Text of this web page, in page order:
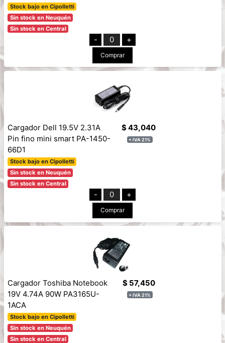
Stock bajo en Cipolletti
Sin stock en Neuquén
Sin stock en Central
- 0 +
Comprar
Cargador Dell 19.5V 2.31A
Pin fino mini smart PA-1450-
66D1
Stock bajo en Cipolletti
Sin stock en Neuquén
Sin stock en Central
$ 43,040
+ IVA 21%
- 0 +
Comprar
Cargador Toshiba Notebook
19V 4.74A 90W PA3165U-
1ACA
Stock bajo en Cipolletti
Sin stock en Neuquén
Sin stock en Central
$ 57,450
+ IVA 21%